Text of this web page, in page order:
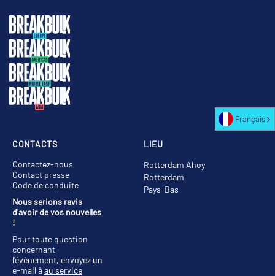
LIEU
Rotterdam Ahoy
Rotterdam
Pays-Bas
CONTACTS
Contactez-nous
Contact presse
Code de conduite
Nous serions ravis
d'avoir de vos nouvelles
!
Pour toute question
concernant
l'événement, envoyez un
e-mail àau service
Français